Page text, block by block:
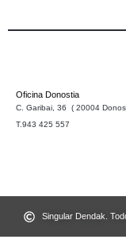
Oficina Donostia
C. Garibai, 36 ( 20004
T.943 425 557
Singular Dendak.